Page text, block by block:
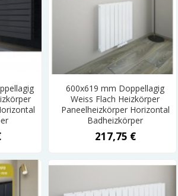
600x619 mm Doppellagig
Weiss Flach Heizkörper
Paneelheizkörper Horizontal
Badheizkörper
217,75 €